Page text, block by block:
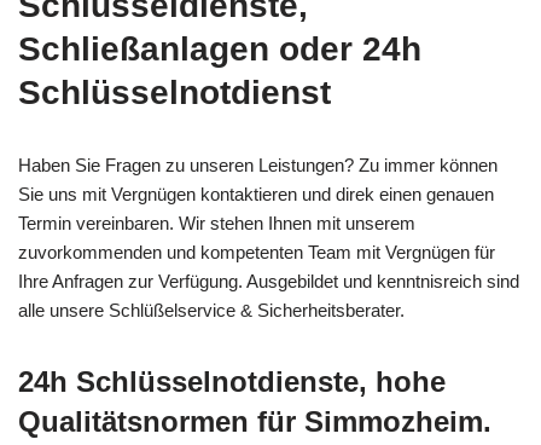
Schließanlagen oder 24h
Schlüsselnotdienst
Haben Sie Fragen zu unseren Leistungen? Zu immer können
Sie uns mit Vergnügen kontaktieren und direk einen genauen
Termin vereinbaren. Wir stehen Ihnen mit unserem
zuvorkommenden und kompetenten Team mit Vergnügen für
Ihre Anfragen zur Verfügung. Ausgebildet und kenntnisreich sind
alle unsere Schlüßelservice & Sicherheitsberater.
24h Schlüsselnotdienste, hohe
Qualitätsnormen für Simmozheim.